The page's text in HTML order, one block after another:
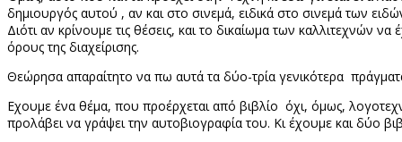
δημιουργός αυτού , αν και στο σινεμά, ειδικά στο σινεμά των
Διότι αν κρίνουμε τις θέσεις, και το δικαίωμα των καλλιτεχνών
όρους της διαχείρισης.
Θεώρησα απαραίτητο να πω αυτά τα δύο-τρία γενικότερα
Εχουμε ένα θέμα, που προέρχεται από βιβλίο όχι, όμως,
προλάβει να γράψει την αυτοβιογραφία του. Κι έχουμε και δύο